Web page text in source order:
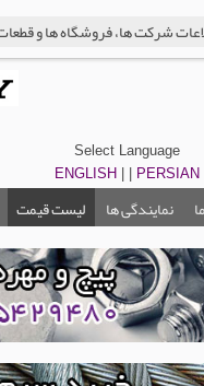
شرکت ها، فروشگاه ها و
Select Language
ENGLISH
PERSIAN
نمایندگی ها لیست قیمت